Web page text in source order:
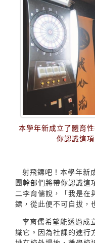
本學年新成立了體育
你認識這
射飛鏢吧！本學年新
團幹部們將帶你認識這
二李育儒說，「我是在
鏢，從此便不可自拔，
李育儒希望能透過成
識它。因為社課的進行